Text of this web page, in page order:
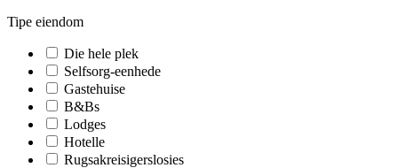
Tipe eiendom
Die hele plek
Selfsorg-eenhede
Gastehuise
B&Bs
Lodges
Hotelle
Rugsakreisigerslosies